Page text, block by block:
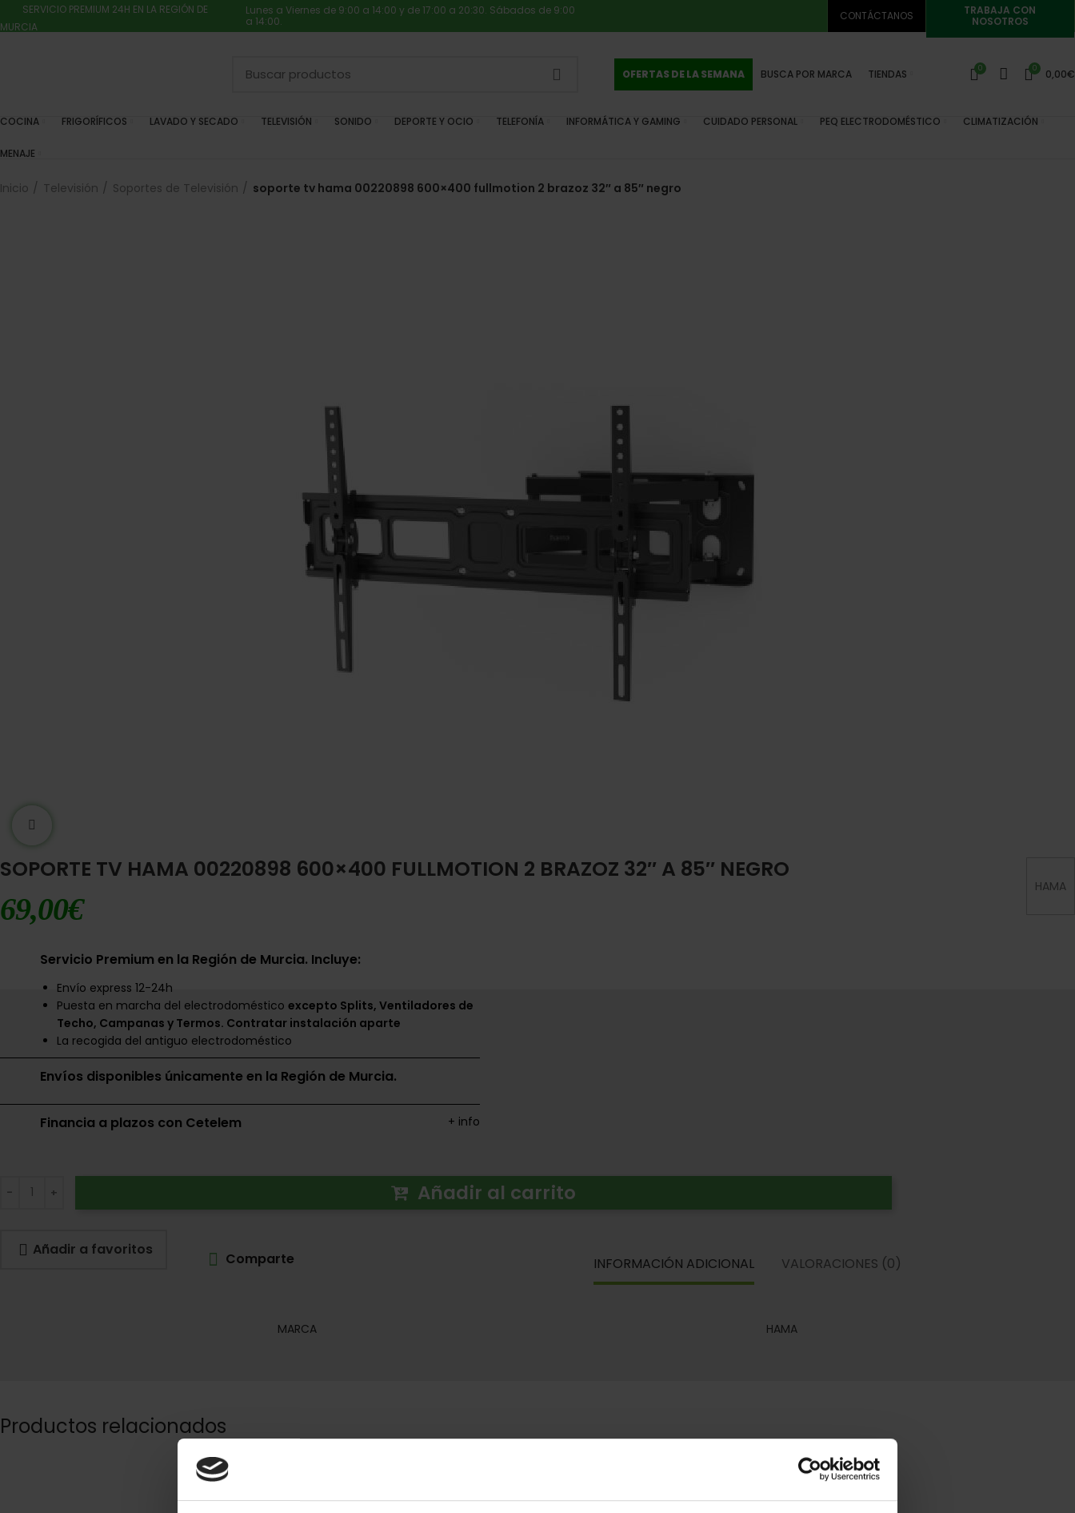
SERVICIO PREMIUM 24H EN LA REGIÓN DE
MURCIA
Lunes a Viernes de 9:00 a 14:00 y de 17:00 a 20:30. Sábados de 9:00
a 14:00.
CONTÁCTANOS
TRABAJA CON
NOSOTROS
OFERTAS DE LA SEMANA BUSCA POR MARCA TIENDAS 0 0 0,00€
COCINA FRIGORÍFICOS LAVADO Y SECADO TELEVISIÓN SONIDO DEPORTE Y OCIO TELEFONÍA INFORMÁTICA Y GAMING CUIDADO PERSONAL PEQ ELECTRODOMÉSTICO CLIMATIZACIÓN
MENAJE
Inicio Televisión Soportes de Televisión soporte tv hama 00220898 600×400 fullmotion 2 brazoz 32″ a 85″ negro
HAMA
SOPORTE TV HAMA 00220898 600×400 FULLMOTION 2 BRAZOZ 32″ A 85″ NEGRO
69,00€
Servicio Premium en la Región de Murcia. Incluye:
Envío express 12-24h
Puesta en marcha del electrodoméstico excepto Splits, Ventiladores de
Techo, Campanas y Termos. Contratar instalación aparte
La recogida del antiguo electrodoméstico
Envíos disponibles únicamente en la Región de Murcia.
Financia a plazos con Cetelem + info
Añadir al carrito
Añadir a favoritos
Comparte INFORMACIÓN ADICIONAL VALORACIONES (0)
MARCA HAMA
Productos relacionados